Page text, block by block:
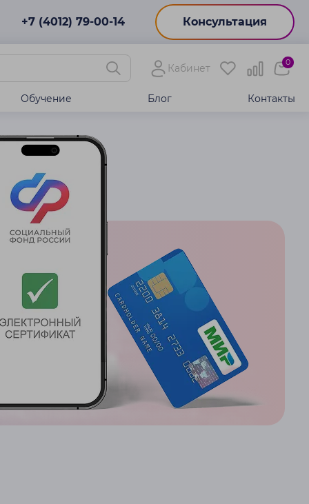
+7 (4012) 79-00-14 Консультация
Кабинет
0
Обучение Блог Контакты